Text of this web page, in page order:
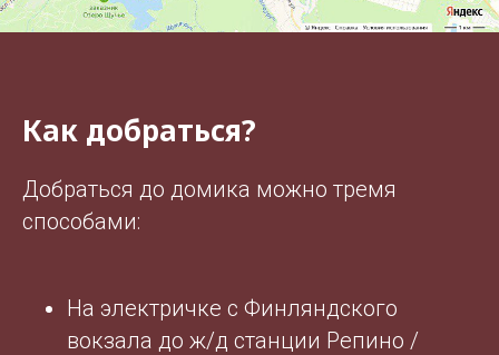
Как добраться?
Добраться до домика можно тремя
способами:
На электричке с Финляндского
вокзала до ж/д станции Репино /